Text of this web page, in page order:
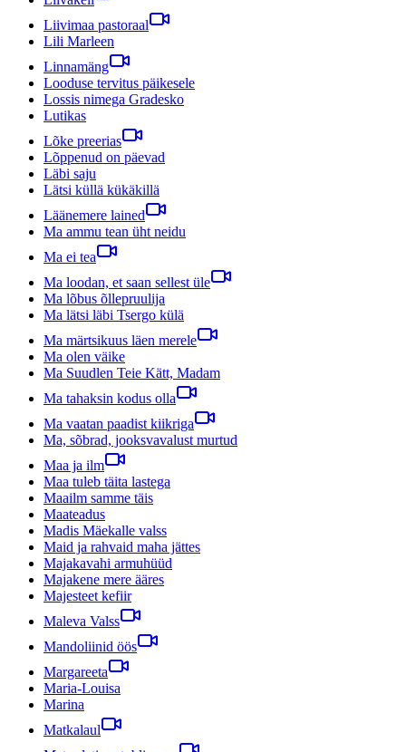
Liivimaa pastoraal
Lili Marleen
Linnamäng
Looduse tervitus päikesele
Lossis nimega Gradesko
Lutikas
Lõke preerias
Lõppenud on päevad
Läbi saju
Lätsi küllä kükäkillä
Läänemere lained
Ma ammu tean üht neidu
Ma ei tea
Ma loodan, et saan sellest üle
Ma lõbus õllepruulija
Ma lätsi läbi Tsergo külä
Ma märtsikuus läen merele
Ma olen väike
Ma Suudlen Teie Kätt, Madam
Ma tahaksin kodus olla
Ma vaatan paadist kiikriga
Ma, sõbrad, jooksvavalust murtud
Maa ja ilm
Maa tuleb täita lastega
Maailm samme täis
Maateadus
Madis Mäekalle valss
Maid ja rahvaid maha jättes
Majakavahi armuhüüd
Majakene mere ääres
Majesteet kefiir
Maleva Valss
Mandoliinid öös
Margareeta
Maria-Louisa
Marina
Matkalaul